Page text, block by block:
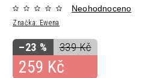
Značka: Ewena
Neohodnoceno
339 Kč
–23 %
259 Kč